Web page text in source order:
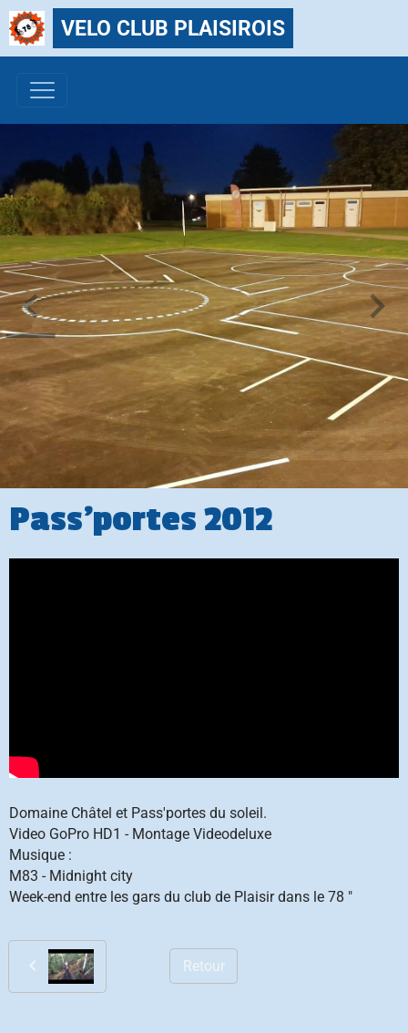
VELO CLUB PLAISIROIS
Pass'portes 2012
Domaine Châtel et Pass'portes du soleil.
Video GoPro HD1 - Montage Videodeluxe
Musique :
M83 - Midnight city
Week-end entre les gars du club de Plaisir dans le 78 "
Retour